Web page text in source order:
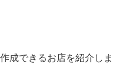
成できるお店を紹介しま